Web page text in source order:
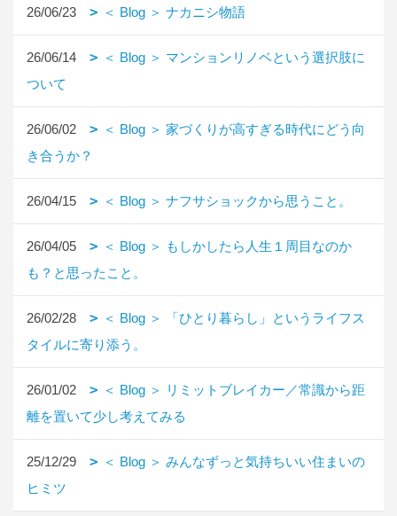
26/06/23 ＜ Blog ＞ ナカニシ物語
26/06/14
＜ Blog ＞ マンションリノベという選択肢に
ついて
26/06/02
＜ Blog ＞ 家づくりが高すぎる時代にどう向
き合うか？
26/04/15 ＜ Blog ＞ ナフサショックから思うこと。
26/04/05
＜ Blog ＞ もしかしたら人生１周目なのか
も？と思ったこと。
26/02/28
＜ Blog ＞ 「ひとり暮らし」というライフス
タイルに寄り添う。
26/01/02
＜ Blog ＞ リミットブレイカー／常識から距
離を置いて少し考えてみる
25/12/29
＜ Blog ＞ みんなずっと気持ちいい住まいの
ヒミツ